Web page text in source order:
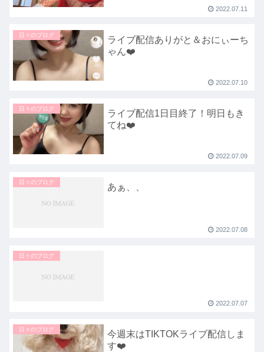
2022.07.11
日々のブログ
ライブ配信ありがと＆おにぃーち
ゃん❤️
2022.07.10
日々のブログ
ライブ配信1日目終了！明日もき
てね❤️
2022.07.09
日々のブログ あぁ、、
2022.07.08
日々のブログ
2022.07.07
日々のブログ
今週末はTIKTOKライブ配信しま
す❤️